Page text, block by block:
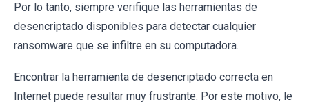
Por lo tanto, siempre verifique las herramientas de
desencriptado disponibles para detectar cualquier
ransomware que se infiltre en su computadora.
Encontrar la herramienta de desencriptado correcta en
Internet puede resultar muy frustrante. Por este motivo, le